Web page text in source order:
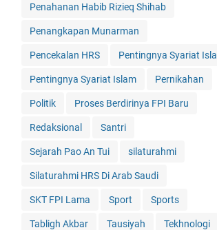
Penahanan Habib Rizieq Shihab
Penangkapan Munarman
Pencekalan HRS Pentingnya Syariat Isla
Pentingnya Syariat Islam Pernikahan
Politik Proses Berdirinya FPI Baru
Redaksional Santri
Sejarah Pao An Tui silaturahmi
Silaturahmi HRS Di Arab Saudi
SKT FPI Lama Sport Sports
Tabligh Akbar Tausiyah Tekhnologi